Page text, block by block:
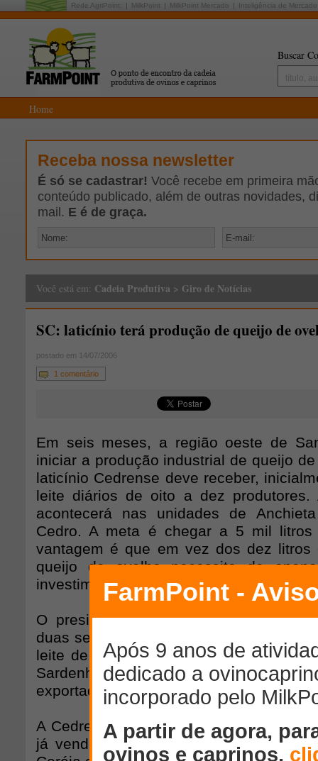
Rede AgriPoint: MilkPoint MilkPoint Mercado Inteligência de Mercado
Buscar
Home
Receba nossa newsletter
É só se cadastrar! Você recebe em primeira
conteúdo publicado, além de outras novidades,
mail. E é de graça.
Você está em: Cadeia Produtiva > Giro de Notícias
SC: laticínio terá produção de queijo de
postado em 14/07/2006
1 comentário
Em seis meses, a região oeste de
iniciar a produção industrial de queijo
laticínio Cedrense deve receber,
leite diários de oito a dez produtores.
acontecerá nas unidades de
Cedro. A meta é chegar a 5 mil
vantagem é que em vez dos dez
queijo de ovelha necessita de
investimento no projeto é de R$ 1
O presidente do laticínio, Acari Luiz
duas semanas na Europa, onde foi
leite de ovelha em seis países,
Sardenha, na Itália, onde cerca de
exportada para os EUA.
A Cedrense pretende começar pelo
já vende alguns produtos de queijo